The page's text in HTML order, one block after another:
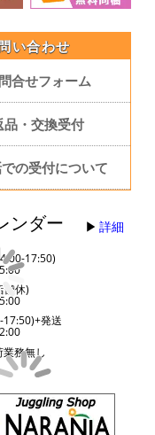
い合わせ
合せフォーム
品・交換受付
の受付について
ンダー 詳細
17:50)
舗休)
17:50)+発送
務無し